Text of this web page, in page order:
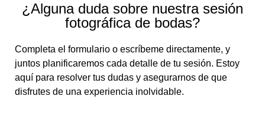
¿Alguna duda sobre nuestra sesión
fotográfica de bodas?
Completa el formulario o escríbeme directamente, y
juntos planificaremos cada detalle de tu sesión. Estoy
aquí para resolver tus dudas y asegurarnos de que
disfrutes de una experiencia inolvidable.